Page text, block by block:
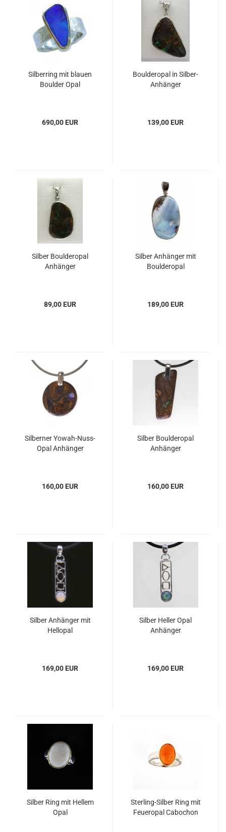
Silberring mit blauen
Boulder Opal
690,00 EUR
Boulderopal in Silber-
Anhänger
139,00 EUR
Silber Boulderopal
Anhänger
89,00 EUR
Silber Anhänger mit
Boulderopal
189,00 EUR
Silberner Yowah-Nuss-
Opal Anhänger
160,00 EUR
Silber Boulderopal
Anhänger
160,00 EUR
Silber Anhänger mit
Hellopal
169,00 EUR
Silber Heller Opal
Anhänger
169,00 EUR
Silber Ring mit Hellem
Opal
Sterling-Silber Ring mit
Feueropal Cabochon